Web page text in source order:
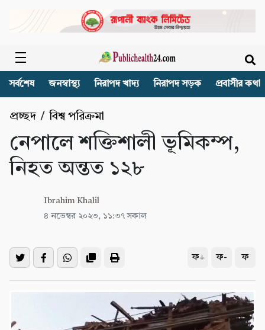
সর্বশেষ জনস্বাস্থ্য নিরাপদ খাদ্য নিরাপদ সড়ক প্রবাসীর কথা
প্রচ্ছদ /বিশ্ব পরিক্রমা
নেপালে শক্তিশালী ভূমিকম্প,
নিহত অন্তত ১২৮
Ibrahim Khalil
৪ নভেম্বর ২০২৩, ১১:৩৭ সকাল
ফ+ ফ- ফ